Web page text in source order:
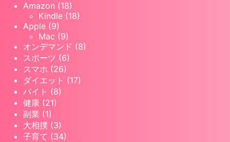
Amazon (18)
Kindle (18)
Apple (9)
Mac (9)
オンデマンド (8)
スポーツ (6)
スマホ (26)
ダイエット (17)
バイト (8)
健康 (21)
副業 (1)
大相撲 (3)
子育て (34)